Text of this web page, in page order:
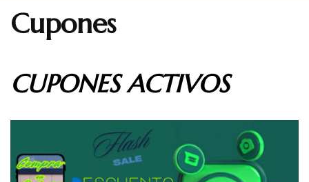
Cupones
CUPONES ACTIVOS